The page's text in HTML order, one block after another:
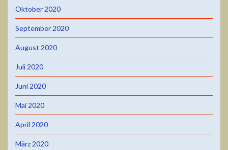
Oktober 2020
September 2020
August 2020
Juli 2020
Juni 2020
Mai 2020
April 2020
März 2020